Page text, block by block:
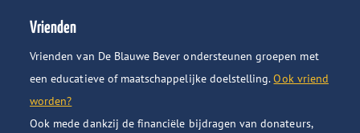
Vrienden
Vrienden van De Blauwe Bever ondersteunen groepen met
een educatieve of maatschappelijke doelstelling.Ook vriend
worden?
Ook mede dankzij de financiële bijdragen van donateurs,